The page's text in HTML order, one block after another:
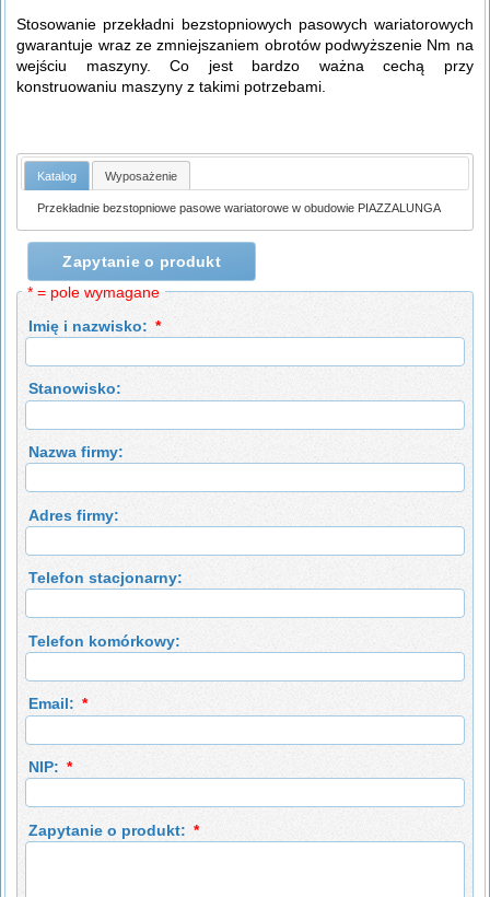
Stosowanie przekładni bezstopniowych pasowych wariatorowych
gwarantuje wraz ze zmniejszaniem obrotów podwyższenie Nm na
wejściu maszyny. Co jest bardzo ważna cechą przy
konstruowaniu maszyny z takimi potrzebami.
Katalog Wyposażenie
Przekładnie bezstopniowe pasowe wariatorowe w obudowie PIAZZALUNGA
Zapytanie o produkt
* = pole wymagane
Imię i nazwisko: *
Stanowisko:
Nazwa firmy:
Adres firmy:
Telefon stacjonarny:
Telefon komórkowy:
Email: *
NIP: *
Zapytanie o produkt: *